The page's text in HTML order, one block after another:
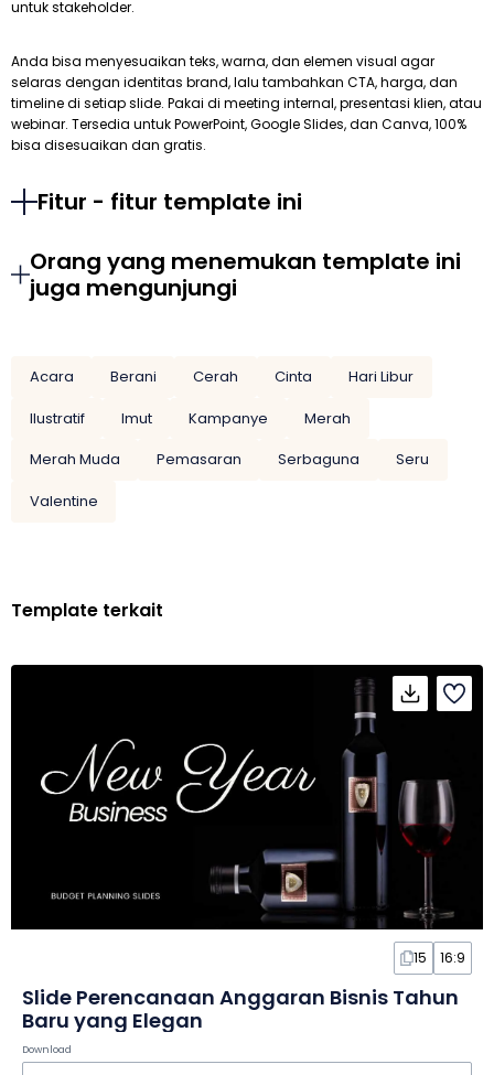
untuk stakeholder.
Anda bisa menyesuaikan teks, warna, dan elemen visual agar
selaras dengan identitas brand, lalu tambahkan CTA, harga, dan
timeline di setiap slide. Pakai di meeting internal, presentasi klien, atau
webinar. Tersedia untuk PowerPoint, Google Slides, dan Canva, 100%
bisa disesuaikan dan gratis.
Fitur - fitur template ini
Orang yang menemukan template ini
juga mengunjungi
Acara Berani Cerah Cinta
Hari Libur
Ilustratif
Imut Kampanye
Merah
Merah Muda
Pemasaran Serbaguna
Seru
Valentine
Template terkait
15 16:9
Slide Perencanaan Anggaran Bisnis Tahun
Baru yang Elegan
Download